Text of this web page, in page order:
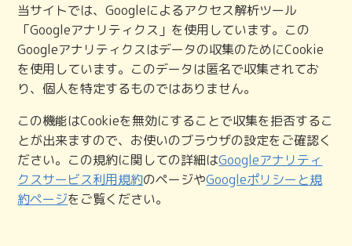
当サイトでは、Googleによるアクセス解析ツール
「Googleアナリティクス」を使用しています。この
Googleアナリティクスはデータの収集のためにCookie
を使用しています。このデータは匿名で収集されてお
り、個人を特定するものではありません。
この機能はCookieを無効にすることで収集を拒否するこ
とが出来ますので、お使いのブラウザの設定をご確認く
ださい。この規約に関しての詳細はGoogleアナリティ
クスサービス利用規約のページやGoogleポリシーと規
約ページをご覧ください。